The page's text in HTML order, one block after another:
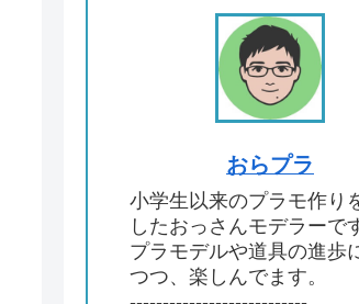
おらプラ
小学生以来のプラモ作り
したおっさんモデラーで
プラモデルや道具の進歩
つつ、楽しんでます。